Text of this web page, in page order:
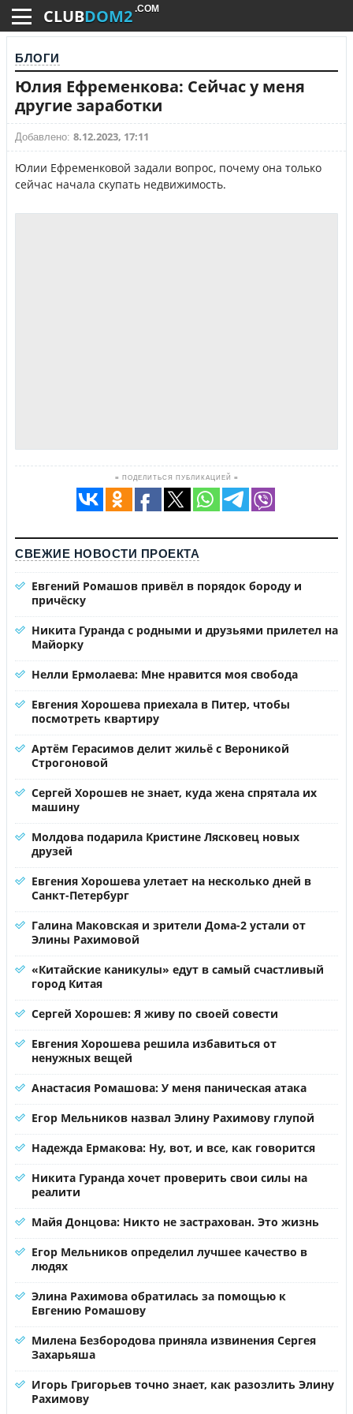
CLUBDOM2 .COM
БЛОГИ
Юлия Ефременкова: Сейчас у меня
другие заработки
Добавлено: 8.12.2023, 17:11
Юлии Ефременковой задали вопрос, почему она только
сейчас начала скупать недвижимость.
≡ ПОДЕЛИТЬСЯ ПУБЛИКАЦИЕЙ ≡
СВЕЖИЕ НОВОСТИ ПРОЕКТА
Евгений Ромашов привёл в порядок бороду и
причёску
Никита Гуранда с родными и друзьями прилетел на
Майорку
Нелли Ермолаева: Мне нравится моя свобода
Евгения Хорошева приехала в Питер, чтобы
посмотреть квартиру
Артём Герасимов делит жильё с Вероникой
Строгоновой
Сергей Хорошев не знает, куда жена спрятала их
машину
Молдова подарила Кристине Лясковец новых
друзей
Евгения Хорошева улетает на несколько дней в
Санкт-Петербург
Галина Маковская и зрители Дома-2 устали от
Элины Рахимовой
«Китайские каникулы» едут в самый счастливый
город Китая
Сергей Хорошев: Я живу по своей совести
Евгения Хорошева решила избавиться от
ненужных вещей
Анастасия Ромашова: У меня паническая атака
Егор Мельников назвал Элину Рахимову глупой
Надежда Ермакова: Ну, вот, и все, как говорится
Никита Гуранда хочет проверить свои силы на
реалити
Майя Донцова: Никто не застрахован. Это жизнь
Егор Мельников определил лучшее качество в
людях
Элина Рахимова обратилась за помощью к
Евгению Ромашову
Милена Безбородова приняла извинения Сергея
Захарьяша
Игорь Григорьев точно знает, как разозлить Элину
Рахимову